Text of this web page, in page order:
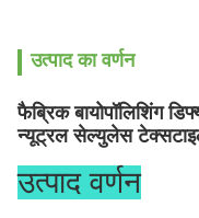
उत्पाद का वर्णन
फैब्रिक बायोपॉलिशिंग
न्यूट्रल सेल्युलेस
उत्पाद वर्णन